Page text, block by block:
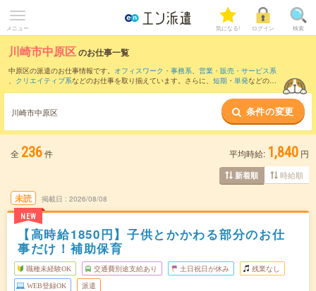
メニュー 気になる! ログイン 検索
川崎市中原区のお仕事一覧
中原区の派遣のお仕事情報です。 オフィスワーク・事務系、 営業・販売・サービス系
、 クリエイティブ系などのお仕事を取り揃えています。さらに、 短期 ・ 単発などの期
また、世田谷区
など隣接エリアのお仕事もご確認い
ただけます。
川崎市中原区 条件の変更
全 236件 平均時給: 1,840 円
新着順 時給順
未読
NEW
掲載日 2026/08/08
【高時給1850円】子供とかかわる部分のお仕
事だけ！補助保育
職種未経験OK 交通費別途支給あり 土日祝日が休み 残業なし
WEB登録OK 派遣